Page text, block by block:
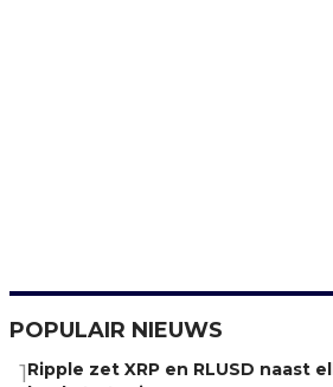
POPULAIR NIEUWS
1Ripple zet XRP en RLUSD naast